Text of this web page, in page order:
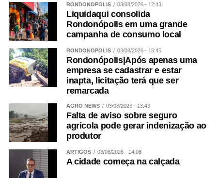
RONDONÓPOLIS 03/08/2026 - 12:43
Liquidaqui consolida
Rondonópolis em uma grande
campanha de consumo local
RONDONÓPOLIS 03/08/2026 - 15:45
Rondonópolis|Após apenas uma
empresa se cadastrar e estar
inapta, licitação terá que ser
remarcada
AGRO NEWS 03/08/2026 - 13:43
Falta de aviso sobre seguro
agrícola pode gerar indenização ao
produtor
ARTIGOS 03/08/2026 - 14:08
A cidade começa na calçada